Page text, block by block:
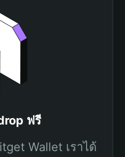
ฟรี
Wallet เราได้